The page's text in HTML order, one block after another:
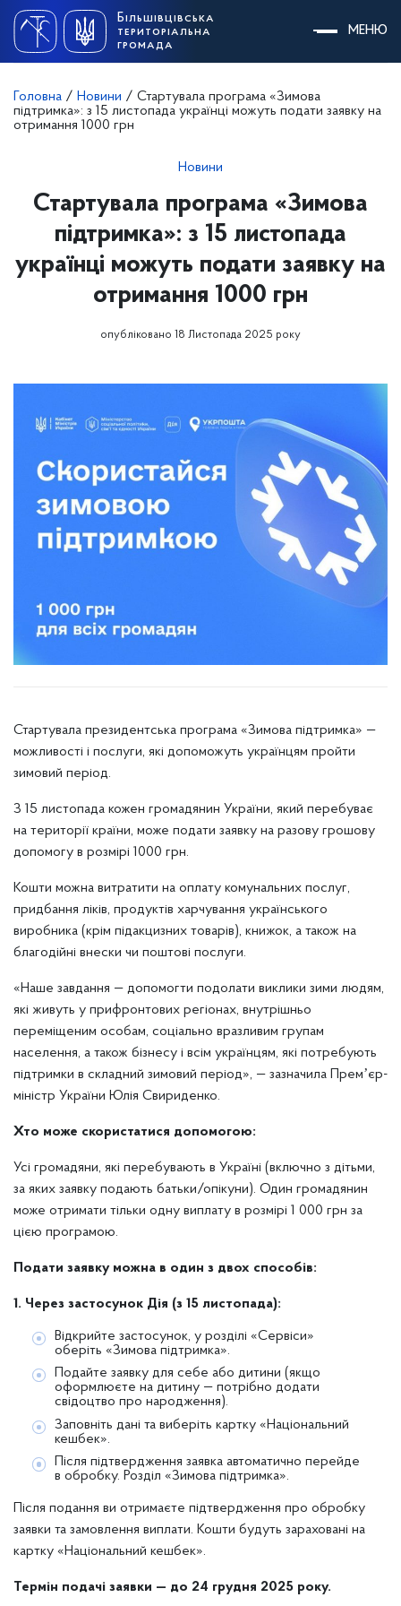
content
Більшівцівська
територіальна
громада
МЕНЮ
Головна / Новини / Стартувала програма «Зимова
підтримка»: з 15 листопада українці можуть подати заявку на
отримання 1000 грн
Новини
Стартувала програма «Зимова
підтримка»: з 15 листопада
українці можуть подати заявку на
отримання 1000 грн
опубліковано 18 Листопада 2025 року
Стартувала президентська програма «Зимова підтримка» —
можливості і послуги, які допоможуть українцям пройти
зимовий період.
З 15 листопада кожен громадянин України, який перебуває
на території країни, може подати заявку на разову грошову
допомогу в розмірі 1000 грн.
Кошти можна витратити на оплату комунальних послуг,
придбання ліків, продуктів харчування українського
виробника (крім підакцизних товарів), книжок, а також на
благодійні внески чи поштові послуги.
«Наше завдання — допомогти подолати виклики зими людям,
які живуть у прифронтових регіонах, внутрішньо
переміщеним особам, соціально вразливим групам
населення, а також бізнесу і всім українцям, які потребують
підтримки в складний зимовий період», — зазначила Премʼєр-
міністр України Юлія Свириденко.
Хто може скористатися допомогою:
Усі громадяни, які перебувають в Україні (включно з дітьми,
за яких заявку подають батьки/опікуни). Один громадянин
може отримати тільки одну виплату в розмірі 1 000 грн за
цією програмою.
Подати заявку можна в один з двох способів:
1. Через застосунок Дія (з 15 листопада):
Відкрийте застосунок, у розділі «Сервіси»
оберіть «Зимова підтримка».
Подайте заявку для себе або дитини (якщо
оформлюєте на дитину — потрібно додати
свідоцтво про народження).
Заповніть дані та виберіть картку «Національний
кешбек».
Після підтвердження заявка автоматично перейде
в обробку. Розділ «Зимова підтримка».
Після подання ви отримаєте підтвердження про обробку
заявки та замовлення виплати. Кошти будуть зараховані на
картку «Національний кешбек».
Термін подачі заявки — до 24 грудня 2025 року.